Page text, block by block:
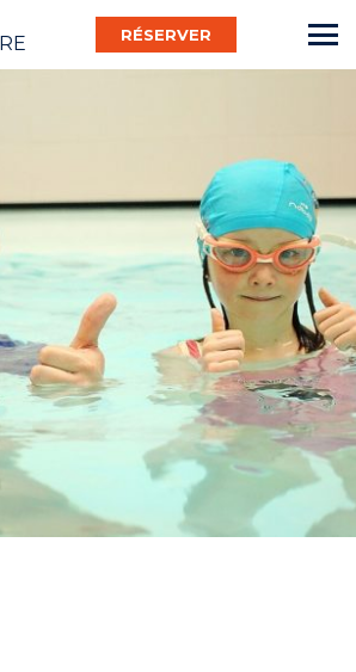
RÉSERVER
Enfant
Adulte
Activ’